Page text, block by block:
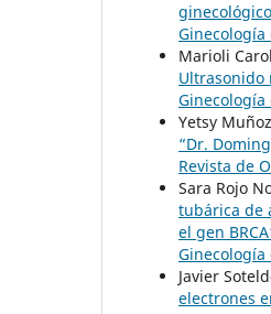
Ginecología
Marioli
Ultrasonido
Ginecología
Yetsy
“Dr.
Revista de
Sara Rojo
tubárica de
el gen
Ginecología
Javier
electrones